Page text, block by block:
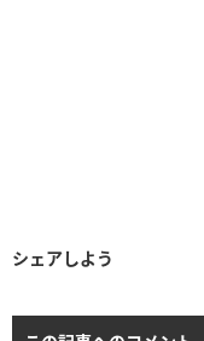
シェアしよう